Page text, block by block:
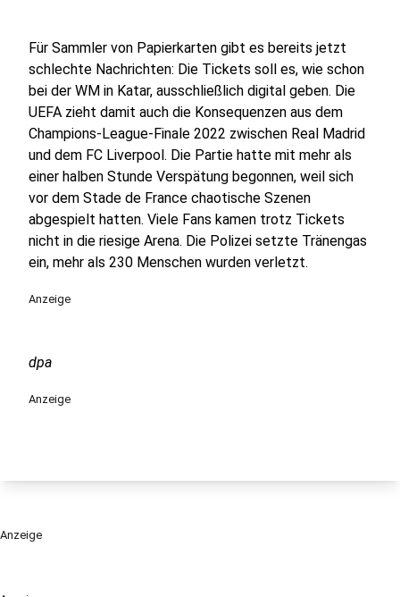
Für Sammler von Papierkarten gibt es bereits jetzt
schlechte Nachrichten: Die Tickets soll es, wie schon
bei der WM in Katar, ausschließlich digital geben. Die
UEFA zieht damit auch die Konsequenzen aus dem
Champions-League-Finale 2022 zwischen Real Madrid
und dem FC Liverpool. Die Partie hatte mit mehr als
einer halben Stunde Verspätung begonnen, weil sich
vor dem Stade de France chaotische Szenen
abgespielt hatten. Viele Fans kamen trotz Tickets
nicht in die riesige Arena. Die Polizei setzte Tränengas
ein, mehr als 230 Menschen wurden verletzt.
Anzeige
dpa
Anzeige
Anzeige